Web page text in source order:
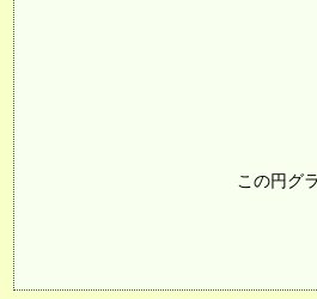
この円グ